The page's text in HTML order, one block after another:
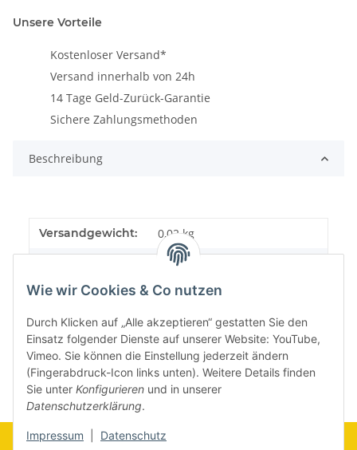
Unsere Vorteile
Kostenloser Versand*
Versand innerhalb von 24h
14 Tage Geld-Zurück-Garantie
Sichere Zahlungsmethoden
Beschreibung
Versandgewicht: 0,02 kg
0,02 kg
Wie wir Cookies & Co nutzen
Durch Klicken auf „Alle akzeptieren“ gestatten Sie den
Einsatz folgender Dienste auf unserer Website: YouTube,
Vimeo. Sie können die Einstellung jederzeit ändern
(Fingerabdruck-Icon links unten). Weitere Details finden
Sie unter Konfigurieren und in unserer
Datenschutzerklärung.
Impressum Datenschutz